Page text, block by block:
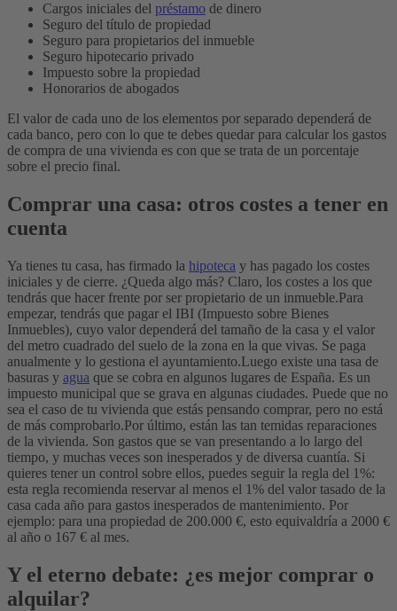
Cargos iniciales del préstamo de dinero
Seguro del título de propiedad
Seguro para propietarios del inmueble
Seguro hipotecario privado
Impuesto sobre la propiedad
Honorarios de abogados
El valor de cada uno de los elementos por separado dependerá de
cada banco, pero con lo que te debes quedar para calcular los gastos
de compra de una vivienda es con que se trata de un porcentaje
sobre el precio final.
Comprar una casa: otros costes a tener en
cuenta
Ya tienes tu casa, has firmado la hipoteca y has pagado los costes
iniciales y de cierre. ¿Queda algo más? Claro, los costes a los que
tendrás que hacer frente por ser propietario de un inmueble.Para
empezar, tendrás que pagar el IBI (Impuesto sobre Bienes
Inmuebles), cuyo valor dependerá del tamaño de la casa y el valor
del metro cuadrado del suelo de la zona en la que vivas. Se paga
anualmente y lo gestiona el ayuntamiento.Luego existe una tasa de
basuras y agua que se cobra en algunos lugares de España. Es un
impuesto municipal que se grava en algunas ciudades. Puede que no
sea el caso de tu vivienda que estás pensando comprar, pero no está
de más comprobarlo.Por último, están las tan temidas reparaciones
de la vivienda. Son gastos que se van presentando a lo largo del
tiempo, y muchas veces son inesperados y de diversa cuantía. Si
quieres tener un control sobre ellos, puedes seguir la regla del 1%:
esta regla recomienda reservar al menos el 1% del valor tasado de la
casa cada año para gastos inesperados de mantenimiento. Por
ejemplo: para una propiedad de 200.000 €, esto equivaldría a 2000 €
al año o 167 € al mes.
Y el eterno debate: ¿es mejor comprar o
alquilar?